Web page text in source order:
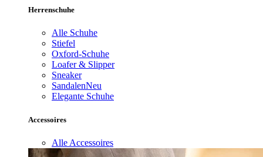
Herrenschuhe
Alle Schuhe
Stiefel
Oxford-Schuhe
Loafer & Slipper
Sneaker
SandalenNeu
Elegante Schuhe
Accessoires
Alle Accessoires